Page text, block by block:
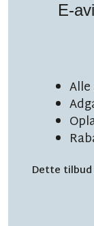
E-
Dette
LÆSETID
'Vi
båret'